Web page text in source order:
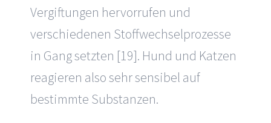
Vergiftungen hervorrufen und
verschiedenen Stoffwechselprozesse
in Gang setzten [19]. Hund und Katzen
reagieren also sehr sensibel auf
bestimmte Substanzen.